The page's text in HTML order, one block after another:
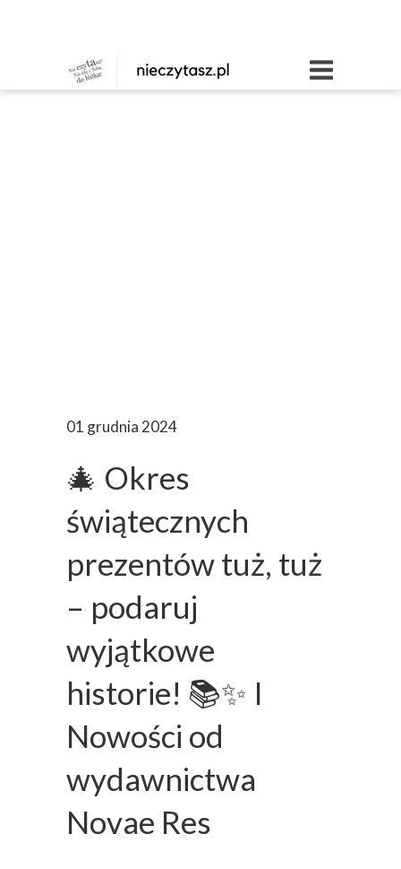
01 grudnia 2024
🎄 Okres
świątecznych
prezentów tuż, tuż
– podaruj
wyjątkowe
historie! 📚✨ I
Nowości od
wydawnictwa
Novae Res